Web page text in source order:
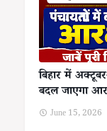
बिहार में
बदल जाएगा
June 15, 2026